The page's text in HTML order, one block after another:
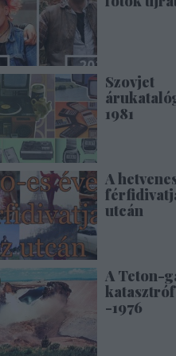
Szovjet
1981
A
utcán
A Teton-
-1976